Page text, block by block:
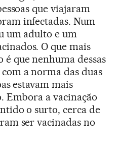
que viajaram
infectadas. Num
um adulto e um
O que mais
é que nenhuma dessas
a norma das duas
estavam mais
Embora a vacinação
o surto, cerca de
ser vacinadas no